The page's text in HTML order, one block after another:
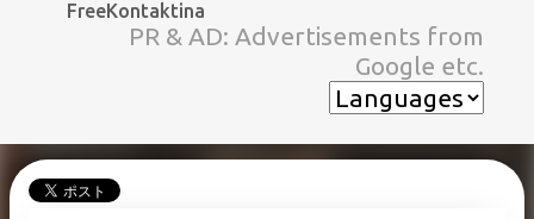
スキップしてメイン コンテンツに移動
FreeKontaktina
PR & AD: Advertisements from
Google etc.